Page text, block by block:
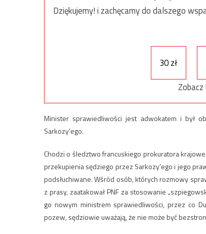
Dziękujemy! i zachęcamy do dalszego
30 zł
Minister sprawiedliwości jest adwokatem i był
Sarkozy’ego.
Chodzi o śledztwo francuskiego prokuratora
przekupienia sędziego przez Sarkozy’ego i jego
podsłuchiwane. Wśród osób, których rozmowy
z prasy, zaatakował PNF za stosowanie
go nowym ministrem sprawiedliwości, przez co
pozew, sędziowie uważają, że nie może być